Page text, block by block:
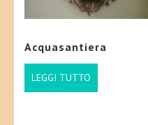
Acquasantiera
LEGGI TUTTO